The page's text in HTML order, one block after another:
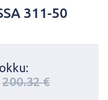
311-50
200.32€
Algne
Current